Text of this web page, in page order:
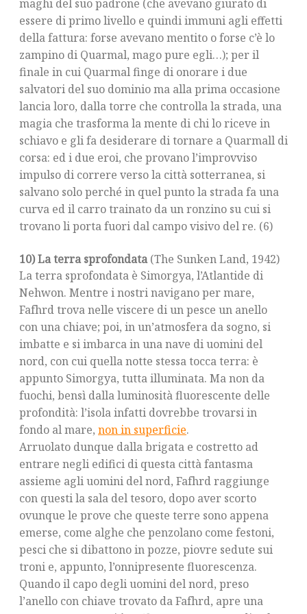
maghi del suo padrone (che avevano giurato di
essere di primo livello e quindi immuni agli effetti
della fattura: forse avevano mentito o forse c’è lo
zampino di Quarmal, mago pure egli…); per il
finale in cui Quarmal finge di onorare i due
salvatori del suo dominio ma alla prima occasione
lancia loro, dalla torre che controlla la strada, una
magia che trasforma la mente di chi lo riceve in
schiavo e gli fa desiderare di tornare a Quarmall di
corsa: ed i due eroi, che provano l’improvviso
impulso di correre verso la città sotterranea, si
salvano solo perché in quel punto la strada fa una
curva ed il carro trainato da un ronzino su cui si
trovano li porta fuori dal campo visivo del re. (6)
10) La terra sprofondata(The Sunken Land, 1942)
La terra sprofondata è Simorgya, l’Atlantide di
Nehwon. Mentre i nostri navigano per mare,
Fafhrd trova nelle viscere di un pesce un anello
con una chiave; poi, in un’atmosfera da sogno, si
imbatte e si imbarca in una nave di uomini del
nord, con cui quella notte stessa tocca terra: è
appunto Simorgya, tutta illuminata. Ma non da
fuochi, bensì dalla luminosità fluorescente delle
profondità: l’isola infatti dovrebbe trovarsi in
fondo al mare, non in superficie.
Arruolato dunque dalla brigata e costretto ad
entrare negli edifici di questa città fantasma
assieme agli uomini del nord, Fafhrd raggiunge
con questi la sala del tesoro, dopo aver scorto
ovunque le prove che queste terre sono appena
emerse, come alghe che penzolano come festoni,
pesci che si dibattono in pozze, piovre sedute sui
troni e, appunto, l’onnipresente fluorescenza.
Quando il capo degli uomini del nord, preso
l’anello con chiave trovato da Fafhrd, apre una